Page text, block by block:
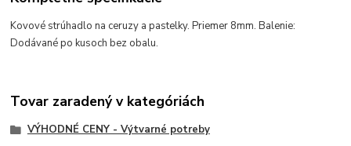
Kovové strúhadlo na ceruzy a pastelky. Priemer 8mm. Balenie:
Dodávané po kusoch bez obalu.
Tovar zaradený v kategóriách
VÝHODNÉ CENY - Výtvarné potreby